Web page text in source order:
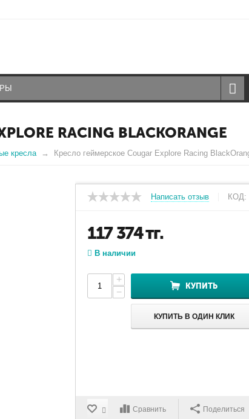
RACING BLACKORANGE
кресла Кресло геймерское Cougar Explore Racing
Написать отзыв КОД:
117 374тг.
В наличии
+
−
КУПИТЬ
КУПИТЬ В ОДИН КЛИК
Сравнить Поделиться